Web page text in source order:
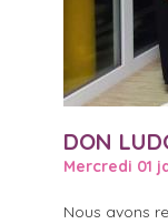
DON
Mercredi 01
Nous avons